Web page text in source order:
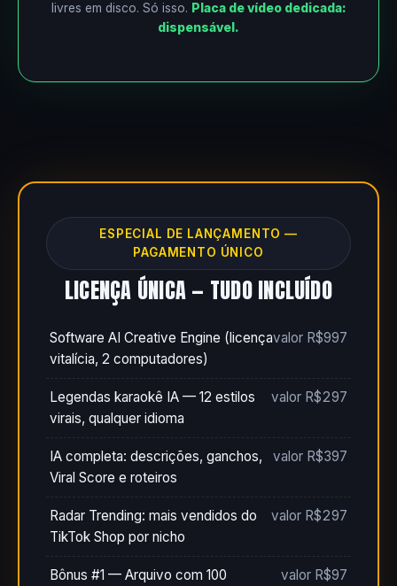
livres em disco. Só isso. Placa de vídeo dedicada:
dispensável.
ESPECIAL DE LANÇAMENTO —
PAGAMENTO ÚNICO
LICENÇA ÚNICA — TUDO INCLUÍDO
Software AI Creative Engine (licença
vitalícia, 2 computadores)
valor R$997
Legendas karaokê IA — 12 estilos
virais, qualquer idioma
valor R$297
IA completa: descrições, ganchos,
Viral Score e roteiros
valor R$397
Radar Trending: mais vendidos do
TikTok Shop por nicho
valor R$297
Bônus #1 — Arquivo com 100 valor R$97